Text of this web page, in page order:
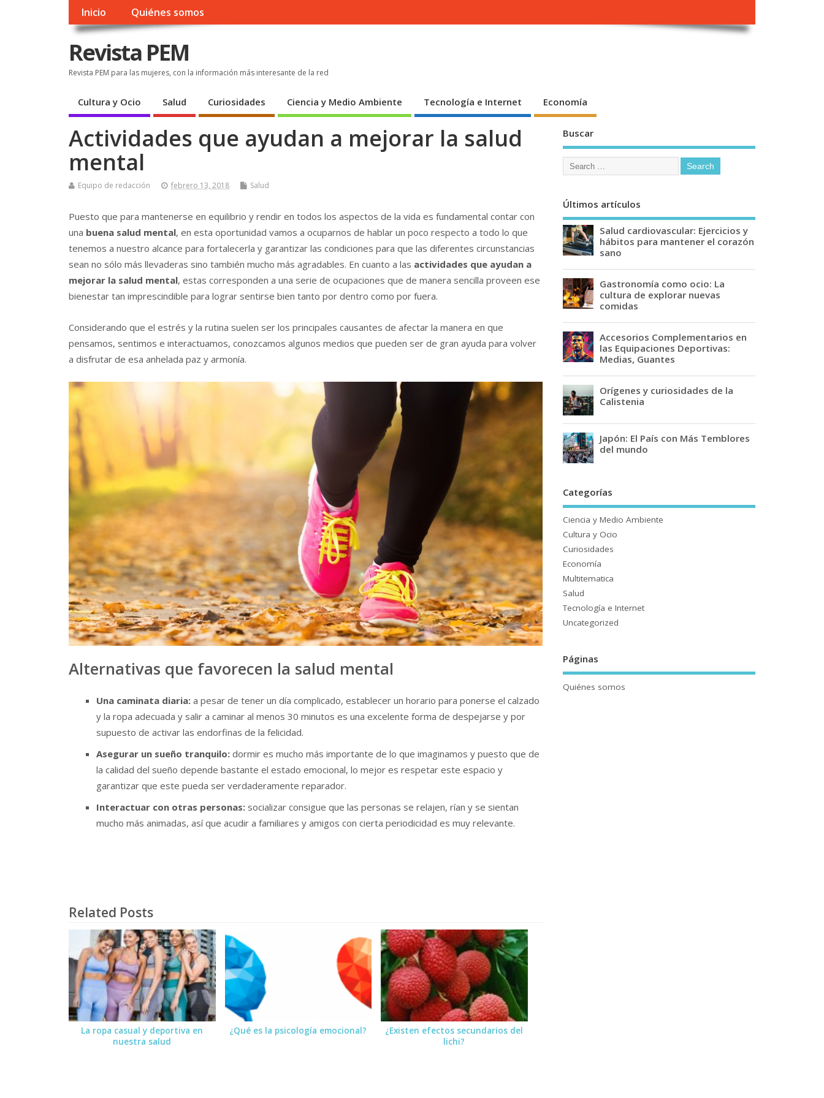
Inicio Quiénes somos
Revista PEM
Revista PEM para las mujeres, con la información más interesante de la red
Cultura y Ocio Salud Curiosidades Ciencia y Medio Ambiente Tecnología e Internet Economía
Actividades que ayudan a mejorar la salud
mental
Equipo de redacción febrero 13, 2018 Salud
Puesto que para mantenerse en equilibrio y rendir en todos los aspectos de la vida es fundamental contar con
una buena salud mental, en esta oportunidad vamos a ocuparnos de hablar un poco respecto a todo lo que
tenemos a nuestro alcance para fortalecerla y garantizar las condiciones para que las diferentes circunstancias
sean no sólo más llevaderas sino también mucho más agradables. En cuanto a las actividades que ayudan a
mejorar la salud mental, estas corresponden a una serie de ocupaciones que de manera sencilla proveen ese
bienestar tan imprescindible para lograr sentirse bien tanto por dentro como por fuera.
Considerando que el estrés y la rutina suelen ser los principales causantes de afectar la manera en que
pensamos, sentimos e interactuamos, conozcamos algunos medios que pueden ser de gran ayuda para volver
a disfrutar de esa anhelada paz y armonía.
Alternativas que favorecen la salud mental
Una caminata diaria: a pesar de tener un día complicado, establecer un horario para ponerse el calzado
y la ropa adecuada y salir a caminar al menos 30 minutos es una excelente forma de despejarse y por
supuesto de activar las endorfinas de la felicidad.
Asegurar un sueño tranquilo: dormir es mucho más importante de lo que imaginamos y puesto que de
la calidad del sueño depende bastante el estado emocional, lo mejor es respetar este espacio y
garantizar que este pueda ser verdaderamente reparador.
Interactuar con otras personas: socializar consigue que las personas se relajen, rían y se sientan
mucho más animadas, así que acudir a familiares y amigos con cierta periodicidad es muy relevante.
Related Posts
La ropa casual y deportiva en
nuestra salud
¿Qué es la psicología emocional?
¿Existen efectos secundarios del
lichi?
Buscar
Últimos artículos
Salud cardiovascular: Ejercicios y
hábitos para mantener el corazón
sano
Gastronomía como ocio: La
cultura de explorar nuevas
comidas
Accesorios Complementarios en
las Equipaciones Deportivas:
Medias, Guantes
Orígenes y curiosidades de la
Calistenia
Japón: El País con Más Temblores
del mundo
Categorías
Ciencia y Medio Ambiente
Cultura y Ocio
Curiosidades
Economía
Multitematica
Salud
Tecnología e Internet
Uncategorized
Páginas
Quiénes somos